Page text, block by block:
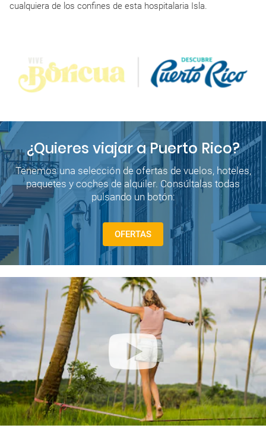
cualquiera de los confines de esta hospitalaria Isla.
¿Quieres viajar a Puerto Rico?
Tenemos una selección de ofertas de vuelos, hoteles,
paquetes y coches de alquiler. Consúltalas todas
pulsando un botón:
OFERTAS